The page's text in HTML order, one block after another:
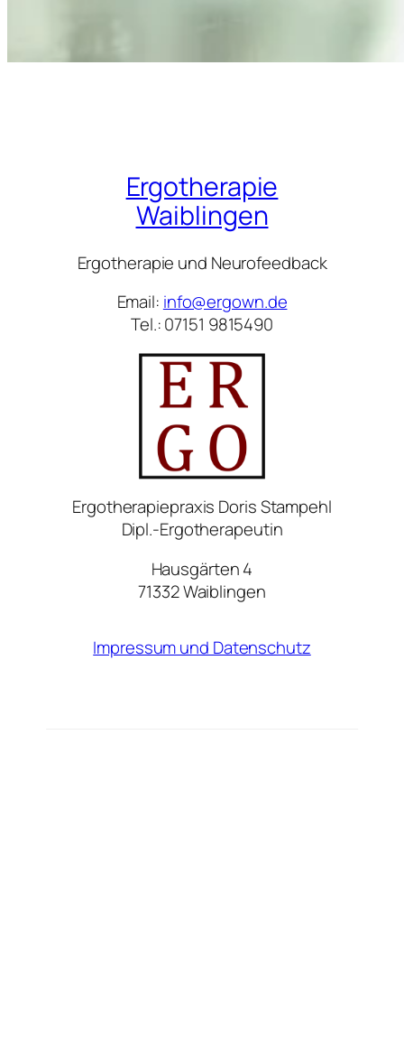
Ergotherapie
Waiblingen
Ergotherapie und Neurofeedback
Email: info@ergown.de
Tel.: 07151 9815490
Ergotherapiepraxis Doris Stampehl
Dipl.-Ergotherapeutin
Hausgärten 4
71332 Waiblingen
Impressum und Datenschutz